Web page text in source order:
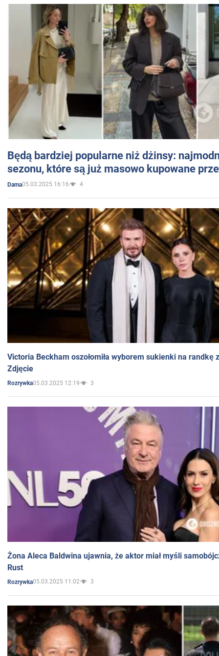
Będą bardziej popularne niż dżinsy:
sezonu, które są już masowo kupowane
Dama05.03.2025 16:16 4
Victoria Beckham oszołomiła wyborem sukienki na randkę
Zdjęcie
Rozrywka05.03.2025 12:19 3
Żona Aleca Baldwina ujawnia, że aktor miał myśli
Rust
Rozrywka05.03.2025 11:02 3